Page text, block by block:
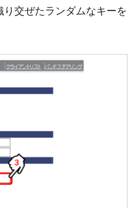
り交ぜたランダムなキーを